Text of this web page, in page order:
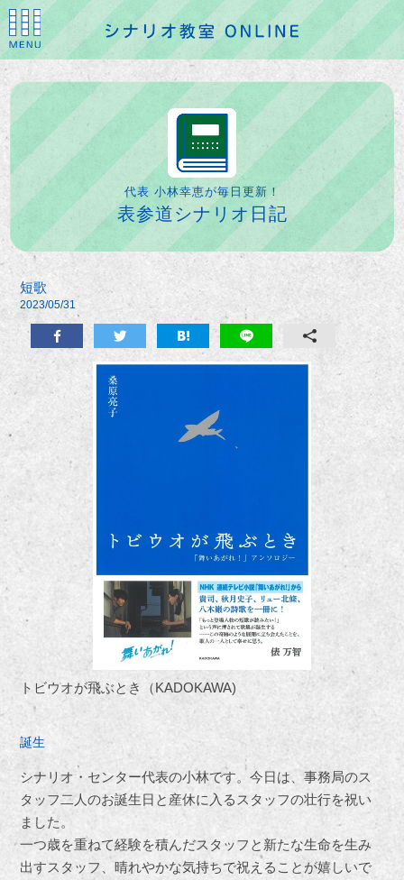
代表 小林幸恵が毎日更新！
表参道シナリオ日記
短歌
2023/05/31
トビウオが飛ぶとき（KADOKAWA)
誕生
シナリオ・センター代表の小林です。今日は、事務局のス
タッフ二人のお誕生日と産休に入るスタッフの壮行を祝い
ました。
一つ歳を重ねて経験を積んだスタッフと新たな生命を生み
出すスタッフ、晴れやかな気持ちで祝えることが嬉しいで